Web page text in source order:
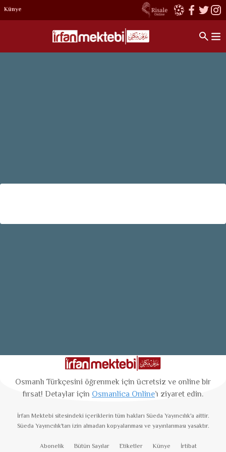
Künye
Osmanlı Türkçesini öğrenmek için ücretsiz ve online bir
fırsat! Detaylar için Osmanlica Online’ı ziyaret edin.
İrfan Mektebi sitesindeki içeriklerin tüm hakları Süeda Yayıncılık'a aittir.
Süeda Yayıncılık'tan izin almadan kopyalanması ve yayınlanması yasaktır.
Abonelik Bütün Sayılar Etiketler Künye İrtibat